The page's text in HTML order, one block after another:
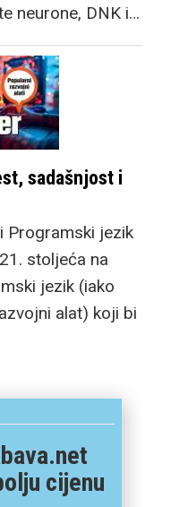
sa vrlo
WearOS 7
i njihovom
9 optimizacijom.
Watch Ultra2
velike baterije
a novi dizajn
omogućuje i daleko
100m
pa je
Pogledajmo sada što
nude uređaji u malo
detalja.
neurone, DNK i…
sadašnjost i
Programski jezik
stoljeća na
jezik (iako
alat) koji bi
cijenu